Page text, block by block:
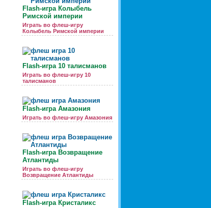
Flash-игра Колыбель
Римской империи
Играть во флеш-игру
Колыбель Римской империи
Flash-игра 10 талисманов
Играть во флеш-игру 10
талисманов
Flash-игра Амазония
Играть во флеш-игру Амазония
Flash-игра Возвращение
Атлантиды
Играть во флеш-игру
Возвращение Атлантиды
Flash-игра Кристаликс